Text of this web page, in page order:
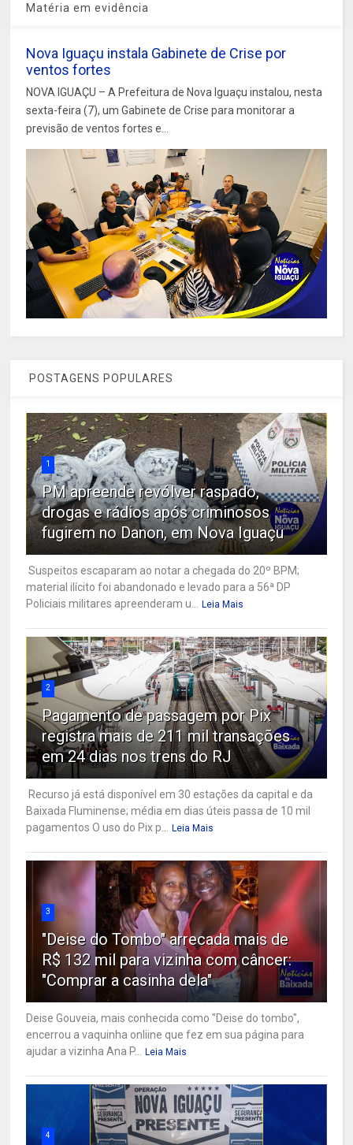
Matéria em evidência
Nova Iguaçu instala Gabinete de Crise por
ventos fortes
NOVA IGUAÇU – A Prefeitura de Nova Iguaçu instalou, nesta
sexta-feira (7), um Gabinete de Crise para monitorar a
previsão de ventos fortes e...
POSTAGENS POPULARES
1
PM apreende revólver raspado,
drogas e rádios após criminosos
fugirem no Danon, em Nova Iguaçu
Suspeitos escaparam ao notar a chegada do 20º BPM;
material ilícito foi abandonado e levado para a 56ª DP
Policiais militares apreenderam u...
Leia Mais
2
Pagamento de passagem por Pix
registra mais de 211 mil transações
em 24 dias nos trens do RJ
Recurso já está disponível em 30 estações da capital e da
Baixada Fluminense; média em dias úteis passa de 10 mil
pagamentos O uso do Pix p...
Leia Mais
3
"Deise do Tombo" arrecada mais de
R$ 132 mil para vizinha com câncer:
"Comprar a casinha dela"
Deise Gouveia, mais conhecida como "Deise do tombo",
encerrou a vaquinha onliine que fez em sua página para
ajudar a vizinha Ana P...
Leia Mais
4